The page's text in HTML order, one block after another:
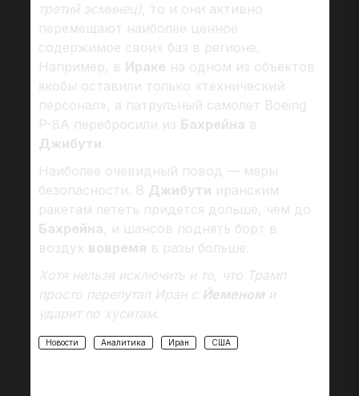
третий эсминец), то и они активно
перемещают наиболее ценное
содержимое своих баз в регионе.
Например, в Ираке на одном из объектов
якобы оставили только «технический
персонал», а патрульный самолет Boeing
P-8A перебросили из Бахрейна в
Джибути.
Наиболее очевидный повод — меры
безопасности. В Джибути иранским
ракетам лететь придется дольше, чем до
Бахрейна, и шансов поднять борт в
воздух вовремя в разы больше.
Хотя нельзя исключить и то, что Трамп
просто перепутал Иран с Йеменоми
ударит по хуситам.
Новости Аналитика Иран США